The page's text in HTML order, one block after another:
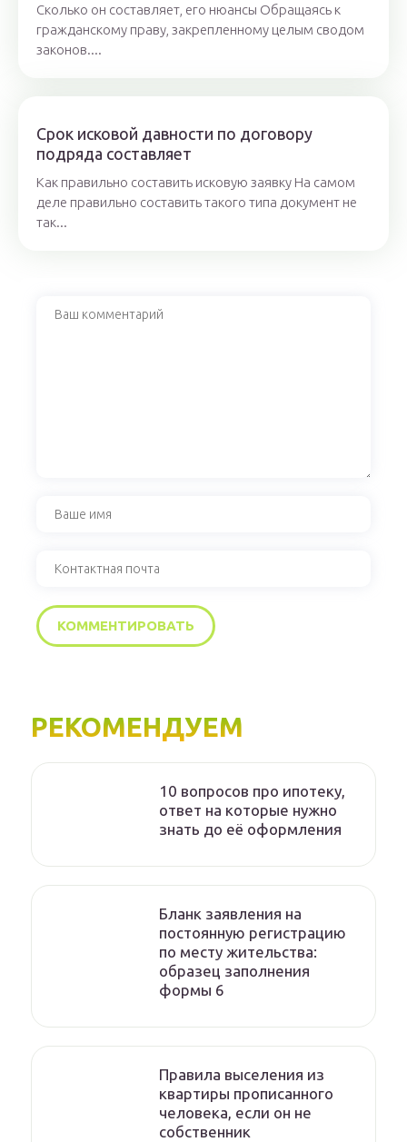
Сколько он составляет, его нюансы Обращаясь к
гражданскому праву, закрепленному целым сводом
законов....
Срок исковой давности по договору
подряда составляет
Как правильно составить исковую заявку На самом
деле правильно составить такого типа документ не
так...
РЕКОМЕНДУЕМ
10 вопросов про ипотеку,
ответ на которые нужно
знать до её оформления
Бланк заявления на
постоянную регистрацию
по месту жительства:
образец заполнения
формы 6
Правила выселения из
квартиры прописанного
человека, если он не
собственник